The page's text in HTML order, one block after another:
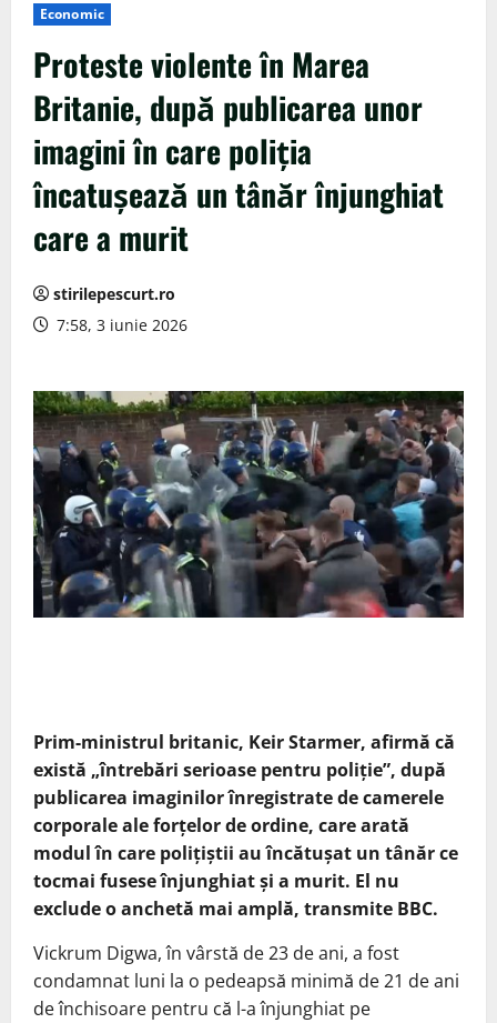
Economic
Proteste violente în Marea
Britanie, după publicarea unor
imagini în care poliția
încatușează un tânăr înjunghiat
care a murit
stirilepescurt.ro
7:58, 3 iunie 2026
Prim-ministrul britanic, Keir Starmer, afirmă că
există „întrebări serioase pentru poliţie”, după
publicarea imaginilor înregistrate de camerele
corporale ale forțelor de ordine, care arată
modul în care poliţiştii au încătuşat un tânăr ce
tocmai fusese înjunghiat şi a murit. El nu
exclude o anchetă mai amplă, transmite BBC.
Vickrum Digwa, în vârstă de 23 de ani, a fost
condamnat luni la o pedeapsă minimă de 21 de ani
de închisoare pentru că l-a înjunghiat pe